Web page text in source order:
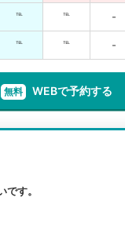
℡ ℡ -
℡ ℡ -
無料 WEBで予約する
す。